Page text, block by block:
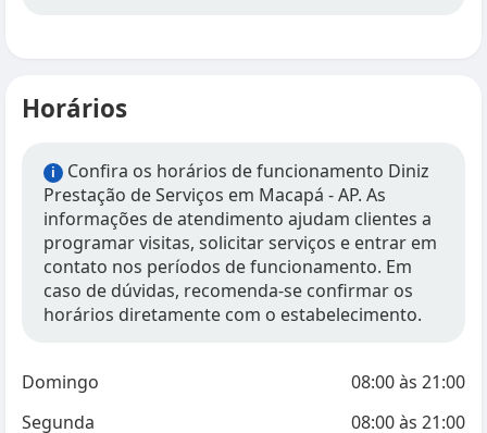
Horários
i
Confira os horários de funcionamento Diniz
Prestação de Serviços em Macapá - AP. As
informações de atendimento ajudam clientes a
programar visitas, solicitar serviços e entrar em
contato nos períodos de funcionamento. Em
caso de dúvidas, recomenda-se confirmar os
horários diretamente com o estabelecimento.
Domingo 08:00às 21:00
Segunda
08:00às 21:00